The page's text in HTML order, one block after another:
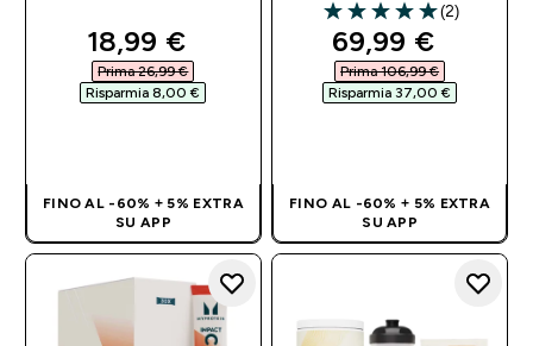
discounted price
18,99 €‎
Prima 26,99 €‎
Risparmia 8,00 €‎
FINO AL -60% + 5% EXTRA
SU APP
5 out of 5 stars
(2)
discounted
69,99 €‎
Prima 106,99 €‎
Risparmia 37,00 €‎
FINO AL -60% + 5% EXTRA
SU APP